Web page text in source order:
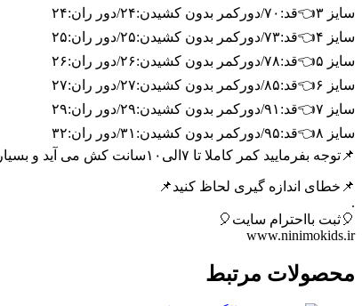
سایز ۳👈قد:۷۰/دورکمر بدون کشیدن:۲۴/دور ران:۲۴
سایز ۴👈قد:۷۳/دورکمر بدون کشیدن:۲۵/دور ران:۲۵
سایز ۵👈قد:۷۸/دورکمر بدون کشیدن:۲۶/دور ران:۲۶
سایز ۶👈قد:۸۵/دورکمر بدون کشیدن:۲۷/دور ران:۲۷
سایز ۷👈قد:۹۱/دورکمر بدون کشیدن:۲۹/دور ران:۲۹
سایز ۸👈قد:۹۵/دورکمر بدون کشیدن:۳۱/دور ران:۳۲
📌توجه بفرمایید کمر کاملا تا ۷الی۱۰سانت کش می آید و بسیار راحت است📌
📌خطای اندازه گیری لحاظ کنید📌
.
🎈ثبت بااحترام سایت🎈
www.ninimokids.ir
محصولات مرتبط